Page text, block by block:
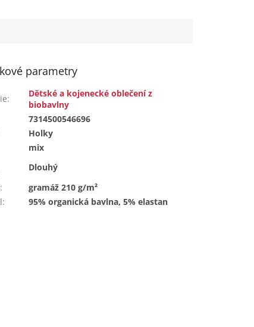
parametry
:
Dětské a kojenecké oblečení z
biobavlny
7314500546696
Holky
mix
Dlouhý
:
gramáž 210 g/m²
: 95% organická bavlna, 5% elastan